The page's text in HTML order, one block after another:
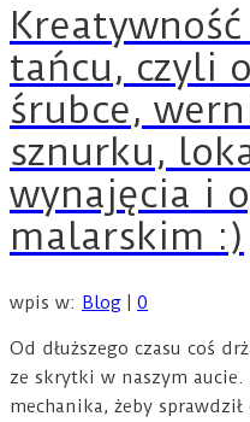
tańcu, czyli
śrubce,
sznurku,
wynajęcia i
malarskim :)
wpis w: Blog 0
Od dłuższego czasu coś
ze skrytki w naszym
mechanika, żeby